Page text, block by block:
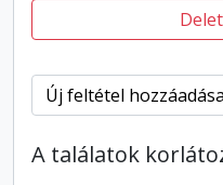
Új feltétel hozzáadása
A találatok